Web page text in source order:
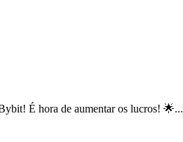
É hora de aumentar os lucros! 🌟...